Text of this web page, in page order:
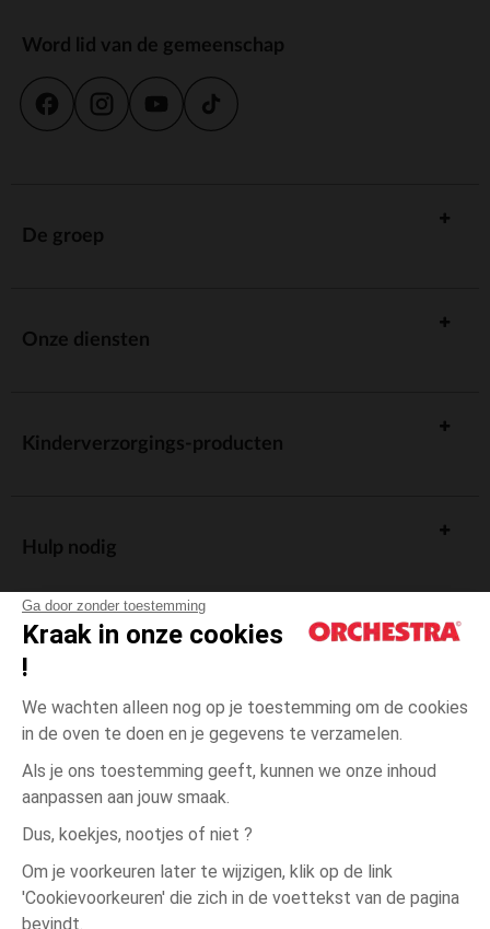
Ga door zonder toestemming
Kraak in onze cookies
!
We wachten alleen nog op je toestemming om de cookies
in de oven te doen en je gegevens te verzamelen.
Als je ons toestemming geeft, kunnen we onze inhoud
aanpassen aan jouw smaak.
Dus, koekjes, nootjes of niet ?
Om je voorkeuren later te wijzigen, klik op de link
'Cookievoorkeuren' die zich in de voettekst van de pagina
bevindt.
Roze Roze
3
Word lid van de gemeenschap
De groep
Onze diensten
Kinderverzorgings-producten
Hulp nodig
Algemene verkoopsvoorwaarden
Wettelijke bepalingen
Persoonsgegevens